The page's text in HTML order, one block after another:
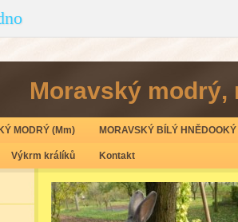
Moravský
MODRÝ (Mm) MORAVSKÝ BÍLÝ
Výkrm králíků Kontakt